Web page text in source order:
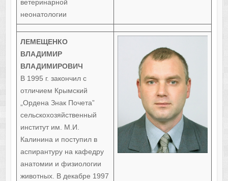
ветеринарной
неонатологии
ЛЕМЕЩЕНКО
ВЛАДИМИР
ВЛАДИМИРОВИЧ
В 1995 г. закончил с
отличием Крымский
„Ордена Знак Почета”
сельскохозяйственный
институт им. М.И.
Калинина и поступил в
аспирантуру на кафедру
анатомии и физиологии
животных. В декабре 1997